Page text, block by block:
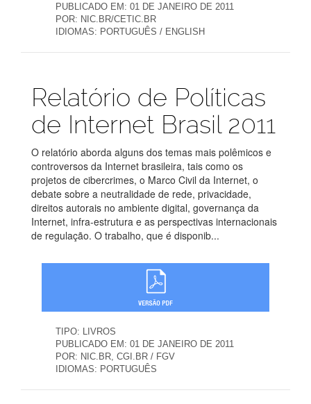
PUBLICADO EM: 01 DE JANEIRO DE 2011
POR: NIC.BR/CETIC.BR
IDIOMAS: PORTUGUÊS / ENGLISH
Publicações
Relatório de Políticas
de Internet Brasil 2011
O relatório aborda alguns dos temas mais polêmicos e
controversos da Internet brasileira, tais como os
projetos de cibercrimes, o Marco Civil da Internet, o
debate sobre a neutralidade de rede, privacidade,
direitos autorais no ambiente digital, governança da
Internet, infra-estrutura e as perspectivas internacionais
de regulação. O trabalho, que é disponib...
TIPO: LIVROS
PUBLICADO EM: 01 DE JANEIRO DE 2011
POR: NIC.BR, CGI.BR / FGV
IDIOMAS: PORTUGUÊS